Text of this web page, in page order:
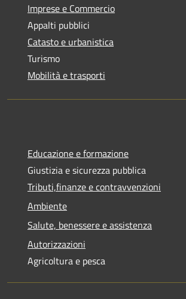
Imprese e Commercio
Appalti pubblici
Catasto e urbanistica
Turismo
Mobilità e trasporti
Educazione e formazione
Giustizia e sicurezza pubblica
Tributi,finanze e contravvenzioni
Ambiente
Salute, benessere e assistenza
Autorizzazioni
Agricoltura e pesca